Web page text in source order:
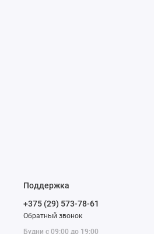
Поддержка
+375 (29) 573-78-61
Обратный звонок
Будни с 09:00 до 19:00